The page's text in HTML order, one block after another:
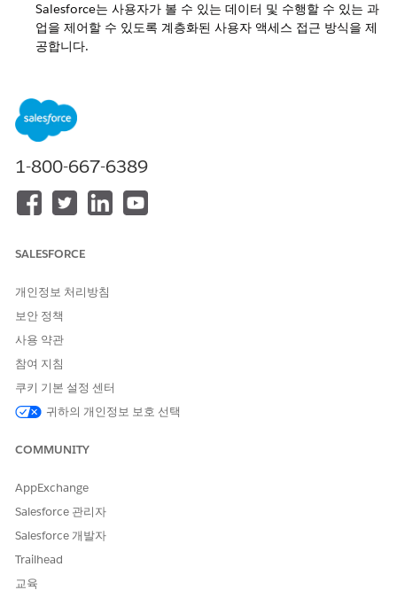
Salesforce는 사용자가 볼 수 있는 데이터 및 수행할 수 있는 과
업을 제어할 수 있도록 계층화된 사용자 액세스 접근 방식을 제
공합니다.
하는 고유한 사용자 이름 및 암호를 제공합니다. 관리자가 사용
자 암호를 강력하고 안전하게 보호할 수 있도록 여러 가지 설정
원격 사이트 설정 및 명명된 자격 증명을 구성하여 API 콜아웃
을 제어 및 보호하고 플랫폼 통합 사용자의 목적을 이해합니다.
를 지정하고, 북마크나 인스턴스별 도메인이 포함된 링크에 액
세스할 때 사용자에게 표시되는 항목도 선택할 수 있습니다.
이 기사를 통해 문제를 해결했습니까?
1-800-667-6389
SALESFORCE
개인정보 처리방침
보안 정책
사용 약관
참여 지침
쿠키 기본 설정 센터
귀하의 개인정보 보호 선택
COMMUNITY
AppExchange
Salesforce 관리자
Salesforce 개발자
Trailhead
교육